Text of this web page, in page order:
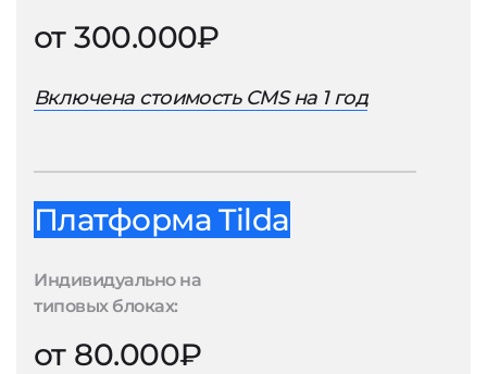
от 300.000₽
Включена стоимость CMS на 1 год
Платформа Tilda
Индивидуально на
типовых блоках:
от 80.000₽